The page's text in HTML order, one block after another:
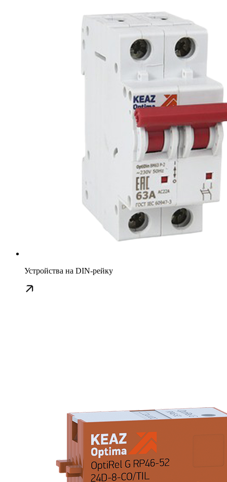
Устройства на DIN-рейку